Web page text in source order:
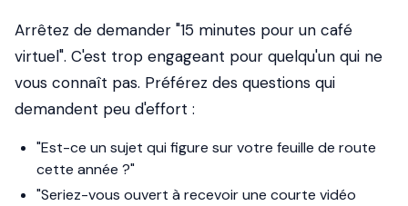
Arrêtez de demander "15 minutes pour un café
virtuel". C'est trop engageant pour quelqu'un qui ne
vous connaît pas. Préférez des questions qui
demandent peu d'effort :
"Est-ce un sujet qui figure sur votre feuille de route
cette année ?"
"Seriez-vous ouvert à recevoir une courte vidéo